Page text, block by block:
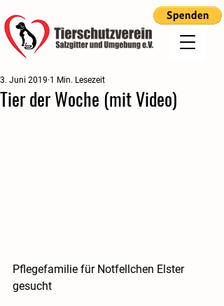
Tier der Woche (mit Video)
3. Juni 2019 1 Min. Lesezeit
Pflegefamilie für Notfellchen Elster
gesucht